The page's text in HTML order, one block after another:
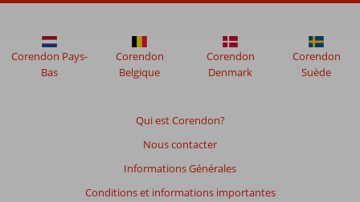
Qui est Corendon?
Nous contacter
Informations Générales
Conditions et informations importantes
Corendon Pays-
Bas
Corendon
Belgique
Corendon
Denmark
Corendon
Suède